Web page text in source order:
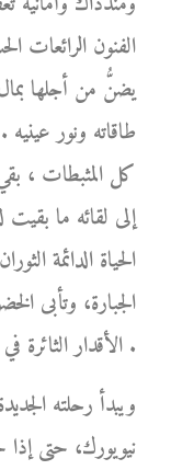
الفنون الرائعات
يضنُّ من أجلها
طاقاته ونور
كل المثبطات ،
إلى لقائه ما
الحياة الدائمة
الجبارة، وتأبى
الأقدار الثائرة في وجهه .
ويبدأ رحلته
نيويورك، حتى